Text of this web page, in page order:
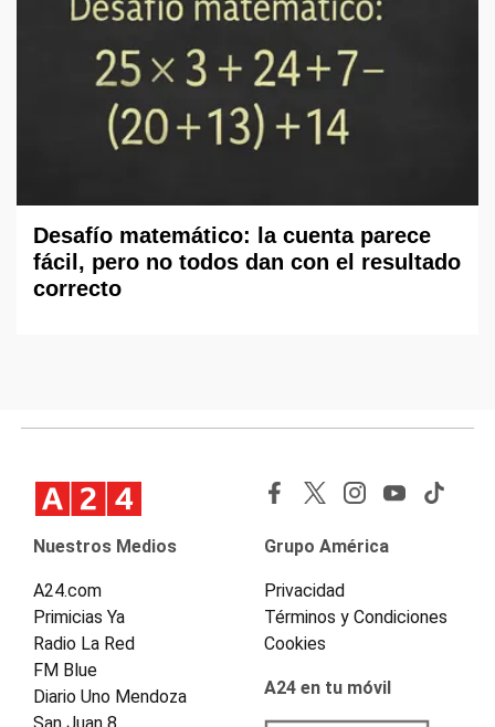
Desafío matemático: la cuenta parece
fácil, pero no todos dan con el resultado
correcto
Nuestros Medios
A24.com
Primicias Ya
Radio La Red
FM Blue
Diario Uno Mendoza
Grupo América
Privacidad
Términos y Condiciones
Cookies
A24 en tu móvil